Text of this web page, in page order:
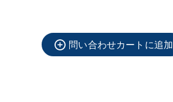
問い合わせカートに追加